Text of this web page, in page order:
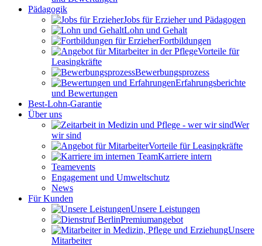
Pädagogik
Jobs für Erzieher und Pädagogen
Lohn und Gehalt
Fortbildungen
Vorteile für
Leasingkräfte
Bewerbungsprozess
Erfahrungsberichte
und Bewertungen
Best-Lohn-Garantie
Über uns
Wer
wir sind
Vorteile für Leasingkräfte
Karriere intern
Teamevents
Engagement und Umweltschutz
News
Für Kunden
Unsere Leistungen
Premiumangebot
Unsere
Mitarbeiter